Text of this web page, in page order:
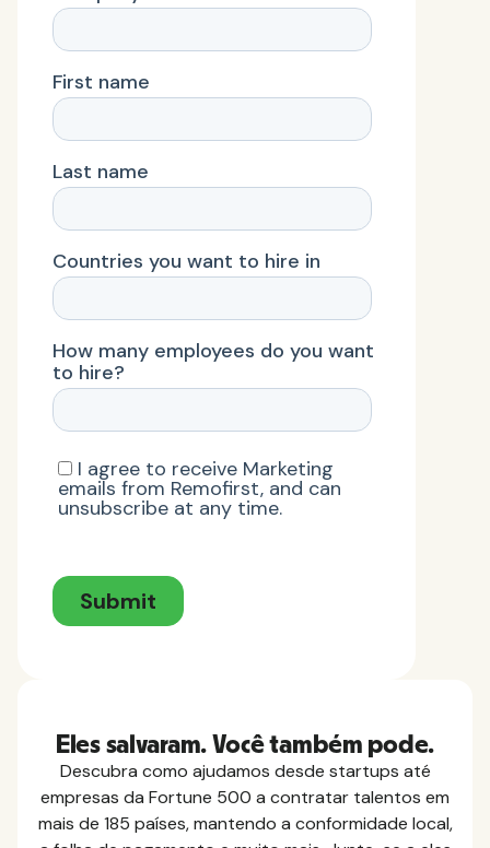
Eles salvaram. Você também pode.
Descubra como ajudamos desde startups até
empresas da Fortune 500 a contratar talentos em
mais de 185 países, mantendo a conformidade local,